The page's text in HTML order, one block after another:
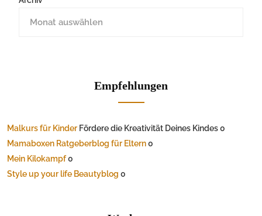
Empfehlungen
Malkurs für Kinder Fördere die Kreativität Deines Kindes 0
Mamaboxen Ratgeberblog für Eltern0
Mein Kilokampf0
Style up your life Beautyblog 0